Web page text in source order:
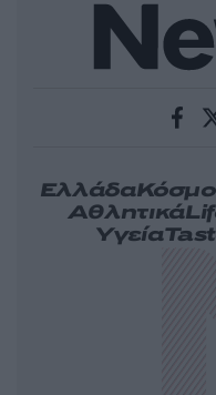
Ελλάδα
Αθλητικά
Υγεία